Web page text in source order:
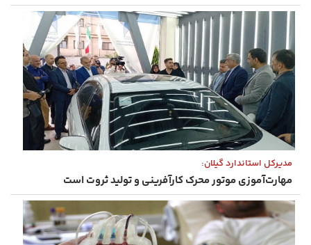
مدیرکل استاندارد گیلان:
مهارت‌آموزی موتور محرک کارآفرینی و تولید ثروت است